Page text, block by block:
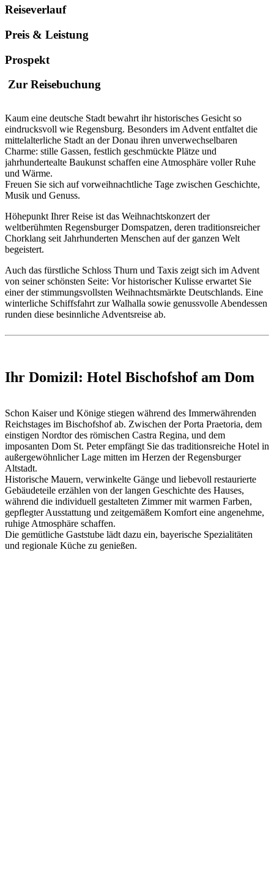
Reiseverlauf
Preis & Leistung
Prospekt
Zur Reisebuchung
Kaum eine deutsche Stadt bewahrt ihr historisches Gesicht so
eindrucksvoll wie Regensburg. Besonders im Advent entfaltet die
mittelalterliche Stadt an der Donau ihren unverwechselbaren
Charme: stille Gassen, festlich geschmückte Plätze und
jahrhundertealte Baukunst schaffen eine Atmosphäre voller Ruhe
und Wärme.
Freuen Sie sich auf vorweihnachtliche Tage zwischen Geschichte,
Musik und Genuss.
Höhepunkt Ihrer Reise ist das Weihnachtskonzert der
weltberühmten Regensburger Domspatzen, deren traditionsreicher
Chorklang seit Jahrhunderten Menschen auf der ganzen Welt
begeistert.
Auch das fürstliche Schloss Thurn und Taxis zeigt sich im Advent
von seiner schönsten Seite: Vor historischer Kulisse erwartet Sie
einer der stimmungsvollsten Weihnachtsmärkte Deutschlands. Eine
winterliche Schiffsfahrt zur Walhalla sowie genussvolle Abendessen
runden diese besinnliche Adventsreise ab.
Ihr Domizil: Hotel Bischofshof am Dom
Schon Kaiser und Könige stiegen während des Immerwährenden
Reichstages im Bischofshof ab. Zwischen der Porta Praetoria, dem
einstigen Nordtor des römischen Castra Regina, und dem
imposanten Dom St. Peter empfängt Sie das traditionsreiche Hotel in
außergewöhnlicher Lage mitten im Herzen der Regensburger
Altstadt.
Historische Mauern, verwinkelte Gänge und liebevoll restaurierte
Gebäudeteile erzählen von der langen Geschichte des Hauses,
während die individuell gestalteten Zimmer mit warmen Farben,
gepflegter Ausstattung und zeitgemäßem Komfort eine angenehme,
ruhige Atmosphäre schaffen.
Die gemütliche Gaststube lädt dazu ein, bayerische Spezialitäten
und regionale Küche zu genießen.